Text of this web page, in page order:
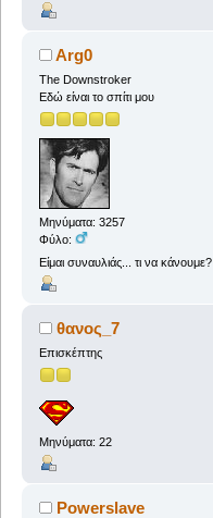
Arg0
The Downstroker
Εδώ είναι το σπίτι μου
Μηνύματα: 3257
Φύλο:
Είμαι συναυλιάς... τι να κάνουμε?
θανος_7
Επισκέπτης
Μηνύματα: 22
Powerslave